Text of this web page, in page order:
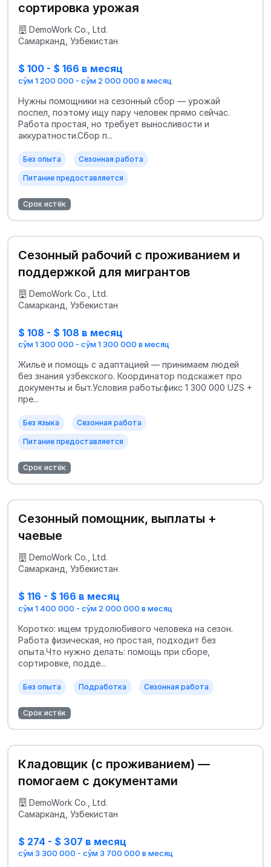
сортировка урожая
DemoWork Co., Ltd.
Самарканд, Узбекистан
$ 100 - $ 166 в месяц
сўм 1 200 000 - сўм 2 000 000 в месяц
Нужны помощники на сезонный сбор — урожай
поспел, поэтому ищу пару человек прямо сейчас.
Работа простая, но требует выносливости и
аккуратности.Сбор п...
Без опыта Сезонная работа
Питание предоставляется
Срок истёк
Сезонный рабочий с проживанием и
поддержкой для мигрантов
DemoWork Co., Ltd.
Самарканд, Узбекистан
$ 108 - $ 108 в месяц
сўм 1 300 000 - сўм 1 300 000 в месяц
Жильё и помощь с адаптацией — принимаем людей
без знания узбекского. Координатор подскажет про
документы и быт.Условия работы:фикс 1 300 000 UZS +
пре...
Без языка Сезонная работа
Питание предоставляется
Срок истёк
Сезонный помощник, выплаты +
чаевые
DemoWork Co., Ltd.
Самарканд, Узбекистан
$ 116 - $ 166 в месяц
сўм 1 400 000 - сўм 2 000 000 в месяц
Коротко: ищем трудолюбивого человека на сезон.
Работа физическая, но простая, подходит без
опыта.Что нужно делать: помощь при сборе,
сортировке, подде...
Без опыта Подработка Сезонная работа
Срок истёк
Кладовщик (с проживанием) —
помогаем с документами
DemoWork Co., Ltd.
Самарканд, Узбекистан
$ 274 - $ 307 в месяц
сўм 3 300 000 - сўм 3 700 000 в месяц